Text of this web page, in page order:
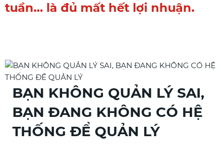
tuần… là đủ mất hết lợi nhuận.
BẠN KHÔNG QUẢN LÝ SAI,
BẠN ĐANG KHÔNG CÓ HỆ
THỐNG ĐỂ QUẢN LÝ